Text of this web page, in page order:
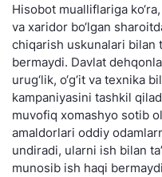
Hisobot mualliflariga
va xaridor bo‘lgan
chiqarish uskunalari bilan
bermaydi. Davlat
urug‘lik, o‘g‘it va texnika
kampaniyasini tashkil
muvofiq xomashyo sotib
amaldorlari oddiy
undiradi, ularni ish bilan
munosib ish haqi